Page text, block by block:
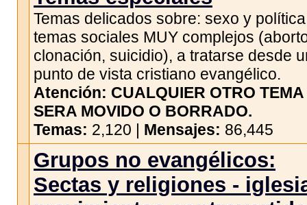
Temas delicados sobre: sexo y
temas sociales MUY complejos
clonación, suicidio), a tratarse desde
punto de vista cristiano evangélico.
Atención: CUALQUIER OTRO TEMA
SERA MOVIDO O BORRADO.
Temas: 2,120 | Mensajes: 86,445
Grupos no evangélicos:
Sectas y religiones -